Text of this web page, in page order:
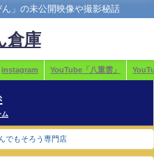
」の未公開映像や撮影秘話
倉庫
instagram YouTube「八重雲」
ム
でもそろう専門店